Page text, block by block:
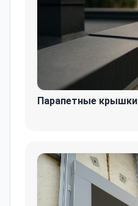
Парапетные крышки